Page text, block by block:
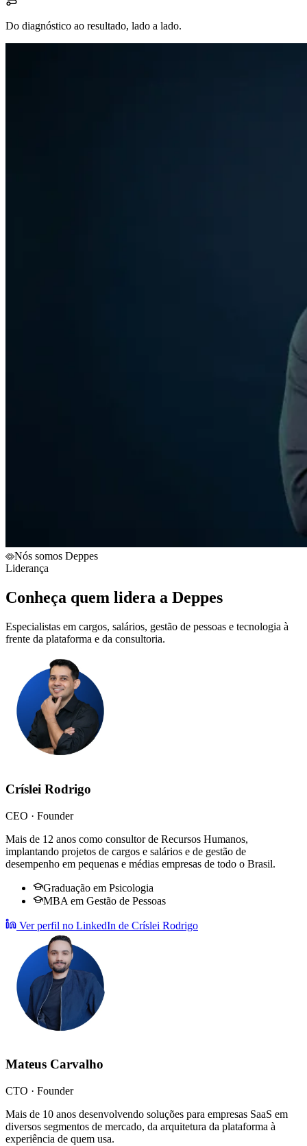
Do diagnóstico ao resultado, lado a lado.
Nós somos Deppes
Liderança
Conheça quem lidera a Deppes
Especialistas em cargos, salários, gestão de pessoas e tecnologia à
frente da plataforma e da consultoria.
Críslei Rodrigo
CEO · Founder
Mais de 12 anos como consultor de Recursos Humanos,
implantando projetos de cargos e salários e de gestão de
desempenho em pequenas e médias empresas de todo o Brasil.
Graduação em Psicologia
MBA em Gestão de Pessoas
Ver perfil no LinkedIn de Críslei Rodrigo
Mateus Carvalho
CTO · Founder
Mais de 10 anos desenvolvendo soluções para empresas SaaS em
diversos segmentos de mercado, da arquitetura da plataforma à
experiência de quem usa.